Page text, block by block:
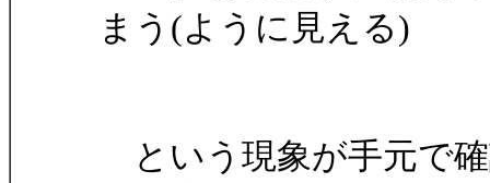
まう(ように見える)
という現象が手元で